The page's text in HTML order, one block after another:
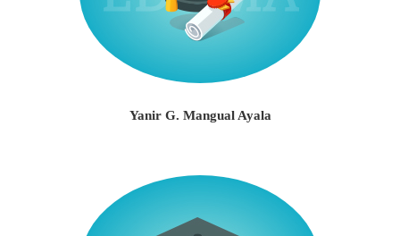
Yanir G. Mangual Ayala